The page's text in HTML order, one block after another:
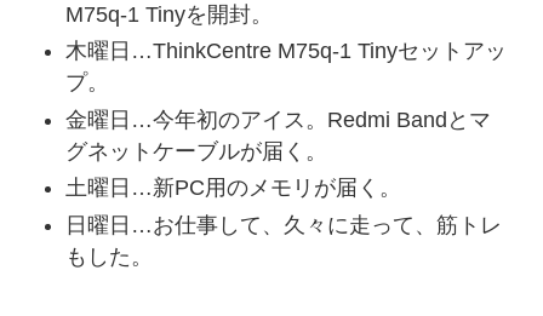
M75q-1 Tinyを開封。
木曜日…ThinkCentre M75q-1 Tinyセットアッ
プ。
金曜日…今年初のアイス。Redmi Bandとマ
グネットケーブルが届く。
土曜日…新PC用のメモリが届く。
日曜日…お仕事して、久々に走って、筋トレ
もした。